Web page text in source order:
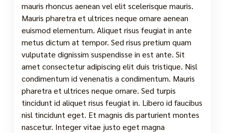
mauris rhoncus aenean vel elit scelerisque mauris.
Mauris pharetra et ultrices neque ornare aenean
euismod elementum. Aliquet risus feugiat in ante
metus dictum at tempor. Sed risus pretium quam
vulputate dignissim suspendisse in est ante. Sit
amet consectetur adipiscing elit duis tristique. Nisl
condimentum id venenatis a condimentum. Mauris
pharetra et ultrices neque ornare. Sed turpis
tincidunt id aliquet risus feugiat in. Libero id faucibus
nisl tincidunt eget. Et magnis dis parturient montes
nascetur. Integer vitae justo eget magna